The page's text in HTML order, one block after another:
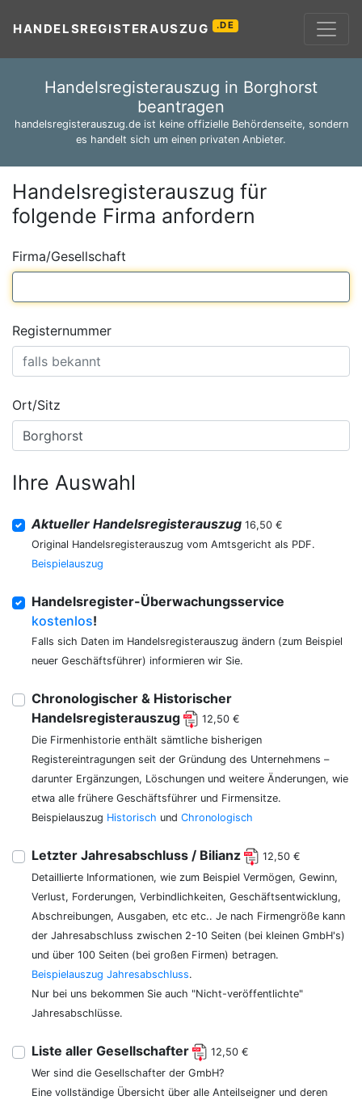
HANDELSREGISTERAUSZUG .DE
Handelsregisterauszug in Borghorst
beantragen
handelsregisterauszug.de ist keine offizielle Behördenseite, sondern
es handelt sich um einen privaten Anbieter.
Handelsregisterauszug für
folgende Firma anfordern
Firma/Gesellschaft
Registernummer
Ort/Sitz
Ihre Auswahl
Aktueller Handelsregisterauszug 16,50 €
Original Handelsregisterauszug vom Amtsgericht als PDF.
Beispielauszug
Handelsregister-Überwachungsservice
kostenlos!
Falls sich Daten im Handelsregisterauszug ändern (zum Beispiel
neuer Geschäftsführer) informieren wir Sie.
Chronologischer & Historischer
Handelsregisterauszug
12,50 €
Die Firmenhistorie enthält sämtliche bisherigen
Registereintragungen seit der Gründung des Unternehmens –
darunter Ergänzungen, Löschungen und weitere Änderungen, wie
etwa alle frühere Geschäftsführer und Firmensitze.
Beispielauszug Historisch und Chronologisch
Letzter Jahresabschluss / Bilianz
12,50 €
Detaillierte Informationen, wie zum Beispiel Vermögen, Gewinn,
Verlust, Forderungen, Verbindlichkeiten, Geschäftsentwicklung,
Abschreibungen, Ausgaben, etc etc.. Je nach Firmengröße kann
der Jahresabschluss zwischen 2-10 Seiten (bei kleinen GmbH's)
und über 100 Seiten (bei großen Firmen) betragen.
Beispielauszug Jahresabschluss.
Nur bei uns bekommen Sie auch "Nicht-veröffentlichte"
Jahresabschlüsse.
Liste aller Gesellschafter
12,50 €
Wer sind die Gesellschafter der GmbH?
Eine vollständige Übersicht über alle Anteilseigner und deren